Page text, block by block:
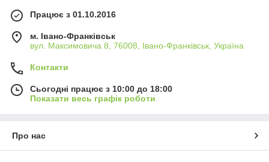
Працює з 01.10.2016
м. Івано-Франківськ
вул. Максимовича 8, 76008, Івано-Франківськ, Україна
Контакти
Сьогодні працює з 10:00 до 18:00
Показати весь графік роботи
Про нас